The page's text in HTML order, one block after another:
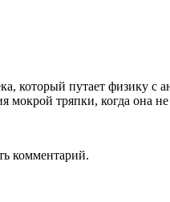
который путает
мокрой тряпки, когда она
комментарий.